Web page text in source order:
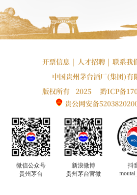
开票信息 | 人才招聘 | 联系我
中国贵州茅台酒厂(集团)有
版权所有 2025
黔ICP备
贵公网安备
微信公众号
贵州茅台
新浪微博
贵州茅台官微
抖